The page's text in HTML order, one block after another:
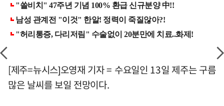
[제주=뉴시스]오영재 기자 = 수요일인 13일 제주는 구름
많은 날씨를 보일 전망이다.